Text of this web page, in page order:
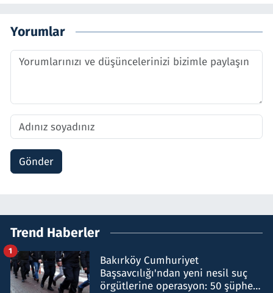
Yorumlar
Gönder
Trend Haberler
Bakırköy Cumhuriyet
Başsavcılığı'ndan yeni nesil suç
örgütlerine operasyon: 50 şüpheli
1